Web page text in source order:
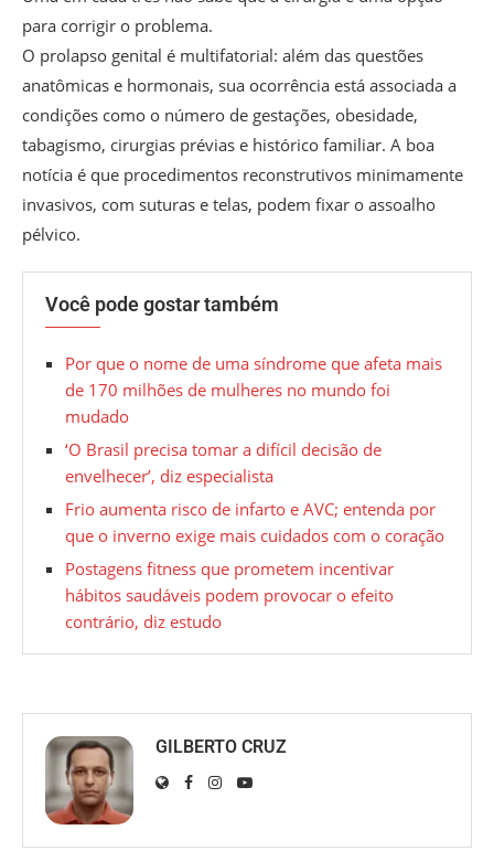
para corrigir o problema.
O prolapso genital é multifatorial: além das questões
anatômicas e hormonais, sua ocorrência está associada a
condições como o número de gestações, obesidade,
tabagismo, cirurgias prévias e histórico familiar. A boa
notícia é que procedimentos reconstrutivos minimamente
invasivos, com suturas e telas, podem fixar o assoalho
pélvico.
Você pode gostar também
Por que o nome de uma síndrome que afeta mais
de 170 milhões de mulheres no mundo foi
mudado
‘O Brasil precisa tomar a difícil decisão de
envelhecer’, diz especialista
Frio aumenta risco de infarto e AVC; entenda por
que o inverno exige mais cuidados com o coração
Postagens fitness que prometem incentivar
hábitos saudáveis podem provocar o efeito
contrário, diz estudo
GILBERTO CRUZ